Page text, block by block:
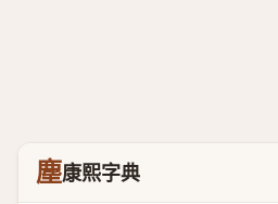
塵康熙字典